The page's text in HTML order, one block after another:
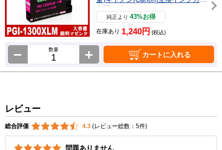
トリッジ
純正より43%お得
在庫あり 1,240円 (税込)
数量
カートに入れる
レビュー
総合評価 4.3 (レビュー総数：5件)
問題ありません